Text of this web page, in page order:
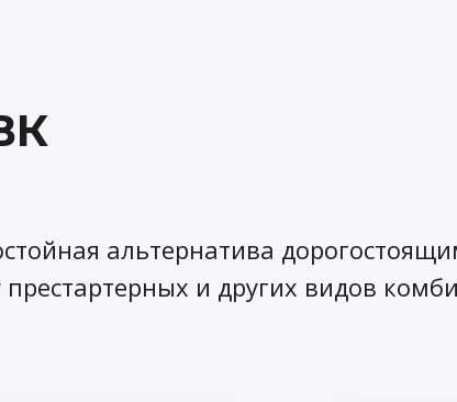
альтернатива
и других видов